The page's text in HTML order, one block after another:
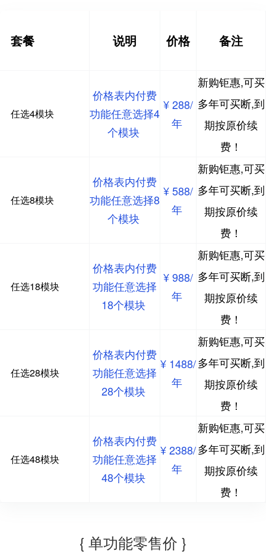
套餐 说明 价格 备注
任选4模块
价格表内付费
功能任意选择4
个模块
¥ 288/
年
新购钜惠,可买
多年可买断,到
期按原价续
费！
任选8模块
价格表内付费
功能任意选择8
个模块
¥ 588/
年
新购钜惠,可买
多年可买断,到
期按原价续
费！
任选18模块
价格表内付费
功能任意选择
18个模块
¥ 988/
年
新购钜惠,可买
多年可买断,到
期按原价续
费！
任选28模块
价格表内付费
功能任意选择
28个模块
¥ 1488/
年
新购钜惠,可买
多年可买断,到
期按原价续
费！
任选48模块
价格表内付费
功能任意选择
48个模块
¥ 2388/
年
新购钜惠,可买
多年可买断,到
期按原价续
费！
{ 单功能零售价 }